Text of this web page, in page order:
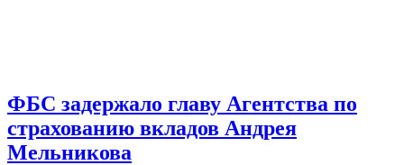
ФБС задержало главу Агентства по
страхованию вкладов Андрея
Мельникова